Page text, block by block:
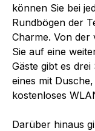
können Sie bei
Rundbögen der
Charme. Von der
Sie auf eine
Gäste gibt es
eines mit
kostenloses
Darüber hinaus